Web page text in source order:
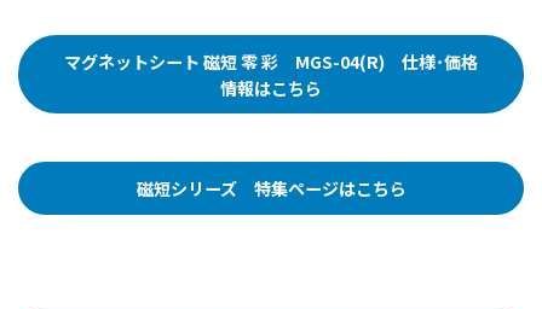
マグネットシート 磁短 零 彩 MGS-04(R) 仕様･価格
情報はこちら
磁短シリーズ 特集ページはこちら